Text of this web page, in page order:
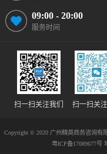
09:00 - 20:00
服务时间
扫一扫关注我们 扫一扫关注
Copyright © 2020 广州精英商务咨询有
粤ICP备17089677号